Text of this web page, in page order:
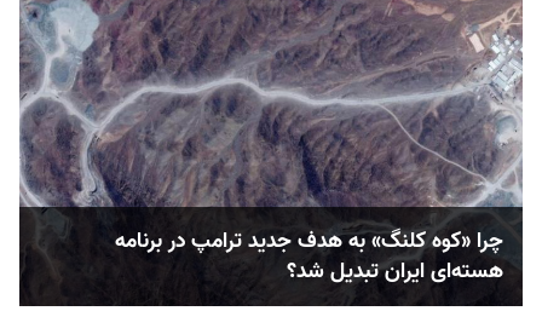
چرا «کوه کلنگ» به هدف جدید ترامپ در برنامه
هسته‌ای ایران تبدیل شد؟